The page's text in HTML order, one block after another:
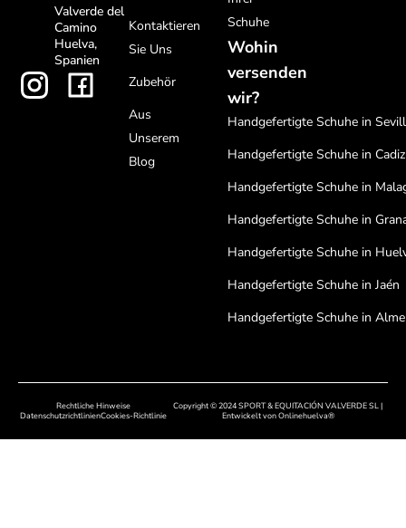
Valverde del
Camino
Huelva,
Spanien
Kontaktieren
Sie Uns
Zubehör
Aus
Unserem
Blog
Schuhe
Wohin
versenden
wir?
Handgefertigte Schuhe in
Handgefertigte Schuhe in Cadiz
Handgefertigte Schuhe in
Handgefertigte Schuhe in
Handgefertigte Schuhe in
Handgefertigte Schuhe in Jaén
Handgefertigte Schuhe in
Handgefertigte Schuhe in
Handgefertigte Schuhe in
Rechtliche Hinweise
DatenschutzrichtlinienCookies-Richtlinie
Copyright © 2024 SPORT & EQUITACIÓN VALVERDE SL |
Entwickelt vonOnlinehuelva®